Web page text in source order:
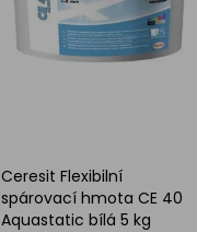
Ceresit Flexibilní
spárovací hmota CE 40
Aquastatic bílá 5 kg